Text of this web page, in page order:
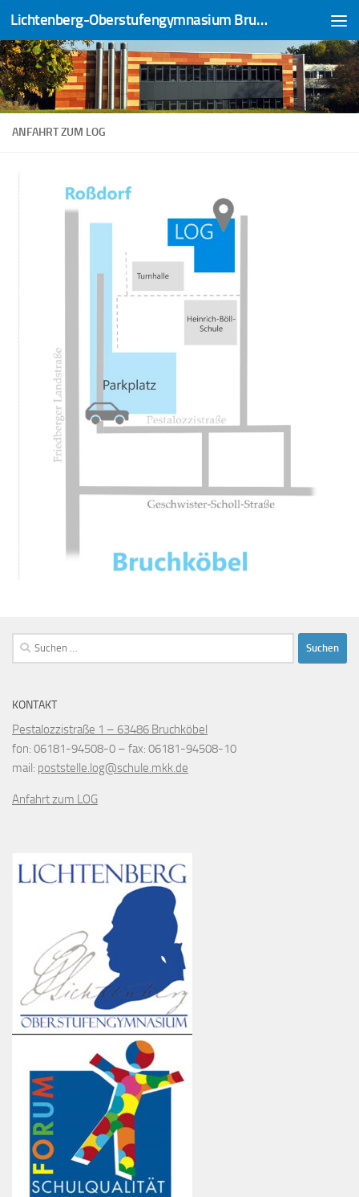
Zum Inhalt springen Lichtenberg-Oberstufengymnasium Bruchköbel
ANFAHRT ZUM LOG
Suchen
nach:
KONTAKT
Pestalozzistraße 1 – 63486 Bruchköbel
fon: 06181-94508-0 – fax: 06181-94508-10
mail: poststelle.log@schule.mkk.de
Anfahrt zum LOG